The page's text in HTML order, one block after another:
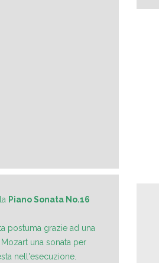
Piano Sonata No.16
postuma grazie ad una
una sonata per
nell'esecuzione.